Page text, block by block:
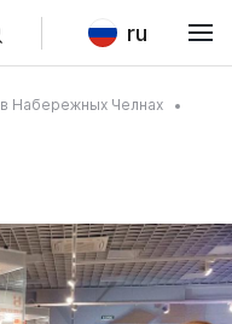
ru
Набережных Челнах